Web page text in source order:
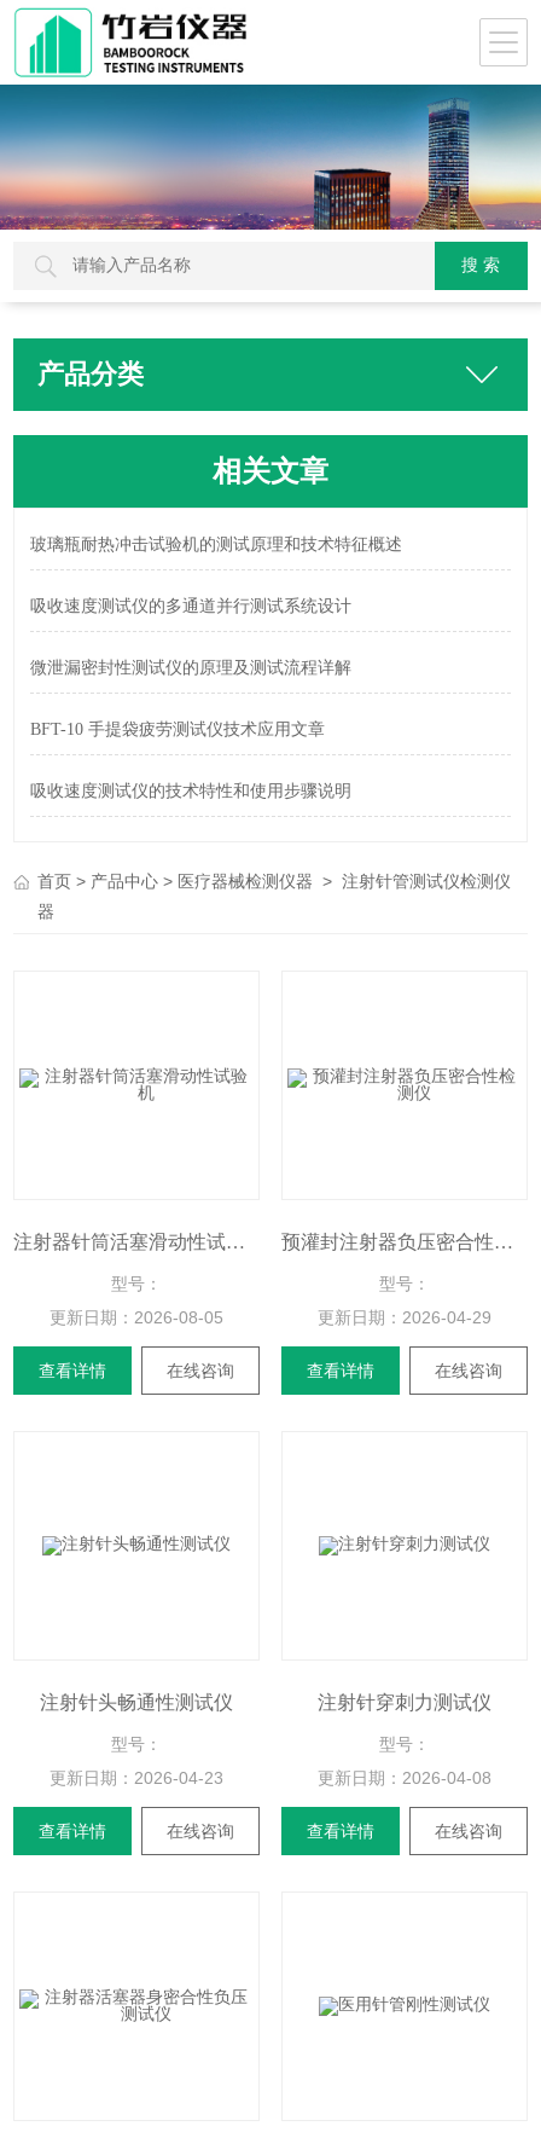
产品分类
相关文章
玻璃瓶耐热冲击试验机的测试原理和技术特征概述
吸收速度测试仪的多通道并行测试系统设计
微泄漏密封性测试仪的原理及测试流程详解
BFT-10 手提袋疲劳测试仪技术应用文章
吸收速度测试仪的技术特性和使用步骤说明
首页 > 产品中心 > 医疗器械检测仪器 >注射针管测试仪检测仪
器
注射器针筒活塞滑动性试验机
型号：
更新日期： 2026-08-05
查看详情 在线咨询
预灌封注射器负压密合性检测仪
型号：
更新日期： 2026-04-29
查看详情 在线咨询
注射针头畅通性测试仪
型号：
更新日期： 2026-04-23
查看详情 在线咨询
注射针穿刺力测试仪
型号：
更新日期： 2026-04-08
查看详情 在线咨询